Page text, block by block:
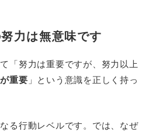
力は無意味です
「努力は重要ですが、努力以上
重要 」という意識を正しく持っ
る行動レベルです。では、なぜ